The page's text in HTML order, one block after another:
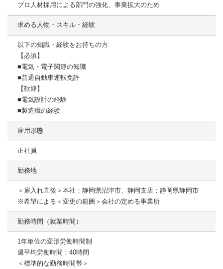
プロ人材採用による部門の強化、事業拡大のため
求める人物・スキル・経験
以下の知識・経験をお持ちの方
【必須】
■電気・電子関連の知識
■普通自動車運転免許
【歓迎】
■電気設計の経験
■製造職の経験
雇用形態
正社員
勤務地
＜雇入れ直後＞本社：静岡県沼津市、静岡支店：静岡県静岡市
※希望による＜変更の範囲＞会社の定める事業所
勤務時間（就業時間）
1年単位の変形労働時間制
週平均労働時間：40時間
＜標準的な勤務時間帯＞